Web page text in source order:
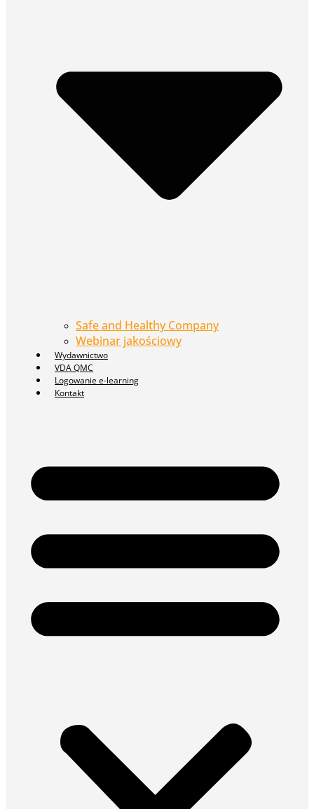
Safe and Healthy Company
Webinar jakościowy
Wydawnictwo
VDA QMC
Logowanie e-learning
Kontakt